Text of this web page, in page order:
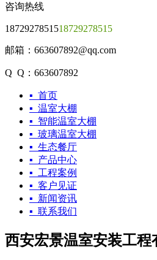
咨询热线
1872927851518729278515
邮箱：663607892@qq.com
Q Q：663607892
▪ 首页
▪ 温室大棚
▪ 智能温室大棚
▪ 玻璃温室大棚
▪ 生态餐厅
▪ 产品中心
▪ 工程案例
▪ 客户见证
▪ 新闻资讯
▪ 联系我们
西安宏景温室安装工程